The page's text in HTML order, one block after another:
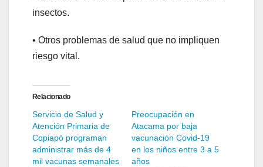
insectos.
• Otros problemas de salud que no impliquen
riesgo vital.
Relacionado
Servicio de Salud y
Atención Primaria de
Copiapó programan
administrar más de 4
mil vacunas semanales
Preocupación en
Atacama por baja
vacunación Covid-19
en los niños entre 3 a 5
años